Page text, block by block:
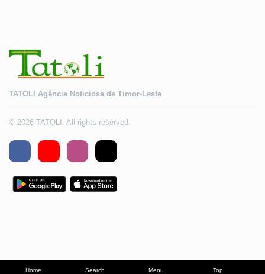
Home Search Menu Top
TATOLI Agência Noticiosa de Timor-Leste
© 2026 TATOLI. All rights reserved.